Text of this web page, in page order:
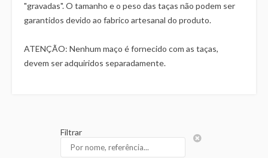
"gravadas". O tamanho e o peso das taças não podem ser
garantidos devido ao fabrico artesanal do produto.
ATENÇÃO: Nenhum maço é fornecido com as taças,
devem ser adquiridos separadamente.
Filtrar